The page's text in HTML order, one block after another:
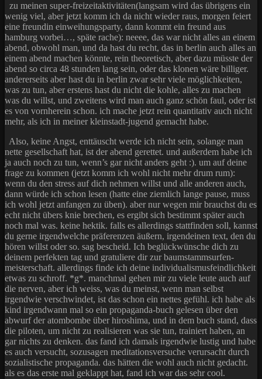
zu meinen super-freizeitaktivitäten(langsam wird das übrigens ein
wenig viel, aber jetzt komm ich da nicht wieder raus, morgen feiert
eine freundin einweihungsparty, dann kommt ein freund aus
hamburg vorbei…, späte rache): neeee, das war nicht alles an einem
abend, obwohl man, und da hast du recht, das in berlin auch alles an
einem abend machen könnte, rein theoretisch, aber dazu müsste der
abend so circa 48 stunden lang sein, oder das klonen wäre billiger.
andererseits aber hast du in berlin zwar sehr viele möglichkeiten,
was zu tun, aber erstens hast du nicht die kohle, alles zu machen
was du willst, und zweitens wird man auch ganz schön faul, oder ist
es von vornherein schon. ich mache jetzt rein quantitativ auch nicht
mehr, als ich in meiner kleinstadt-jugend gemacht habe.
Also, keine Angst, enttäuscht werde ich nicht sein, solange man
nette gesellschaft hat, ist der abend gerettet. und außerdem habe ich
ja auch noch zu tun, wenn’s gar nicht anders geht :). um auf deine
frage zu kommen (jetzt komm ich wohl nicht mehr drum rum):
wenn du den stress auf dich nehmen willst und alle anderen auch,
dann würde ich schon lesen (hatte eine ziemlich lange pause, muss
ich wohl jetzt anfangen zu üben). aber nur wegen mir brauchst du es
echt nicht übers knie brechen, es ergibt sich bestimmt später auch
noch mal was. keine hektik. falls es allerdings stattfinden soll, kannst
du gerne irgendwelche präferenzen äußern, irgendeinen text, den du
hören willst oder so. sag bescheid. Ich beglückwünsche dich zu
deinem perfekten tag und gratuliere dir zur baumstammsurfen-
meisterschaft. allerdings finde ich deine individualismusfeindlichkeit
etwas zu schroff. *g*. manchmal gehen mir zu viele leute auch auf
die nerven, aber ich weiss, was du meinst, wenn man selbst
irgendwie verschwindet, ist das schon ein nettes gefühl. ich habe als
kind irgendwann mal so ein propaganda-buch gelesen über den
abwurf der atombombe über hiroshima, und in dem buch stand, dass
die piloten, um nicht zu realisieren was sie tun, trainiert haben, an
gar nichts zu denken. das fand ich damals irgendwie lustig und habe
es auch versucht, sozusagen meditationsversuche verursacht durch
sozialistische propaganda. das hätten die wohl auch nicht gedacht.
als es das erste mal geklappt hat, fand ich war das sehr cool.